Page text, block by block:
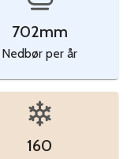
702mm
Nedbør per år
160